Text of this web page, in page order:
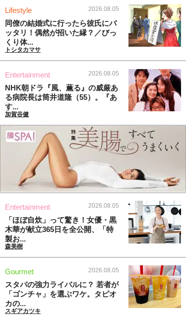
Lifestyle 2026.08.05
同僚の結婚式に行ったら彼氏にバ
ッタリ！偶然が招いた縁？／びっ
くり体...
トシタカマサ
Entertainment 2026.08.05
NHK朝ドラ『風、薫る』の威厳あ
る病院長は筒井道隆（55）。『あ
す...
加賀谷健
Entertainment 2026.08.05
「ほぼ自炊」って驚き！女優・黒
木華が献立365日を全公開、「特
製お...
森美樹
Gourmet 2026.08.05
スタバの強力ライバルに？ 若者が
「ゴンチャ」を選ぶワケ。タピオ
カの...
スギアカツキ